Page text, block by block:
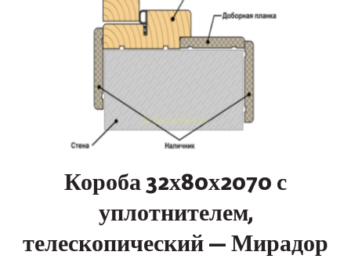
Короба 32х80х2070 с
уплотнителем,
телескопический — Мирадор